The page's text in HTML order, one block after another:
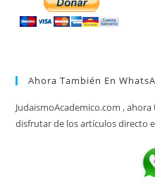
Ahora También En
JudaismoAcademico.com ,
disfrutar de los artículos directo